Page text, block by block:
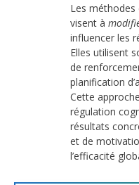
Les
visent à
influencer les
Elles utilisent
de
planification
Cette
régulation
résultats
et de
l’efficacité